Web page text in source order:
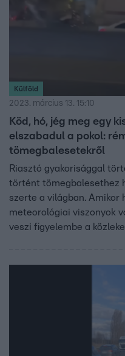
Külföld
2023. március 13. 15:10
Köd, hó, jég meg egy
elszabadul a pokol:
tömegbalesetekről
Riasztó gyakorisággal
történt tömegbalesethez
szerte a világban. Amikor
meteorológiai viszonyok
veszi figyelembe a